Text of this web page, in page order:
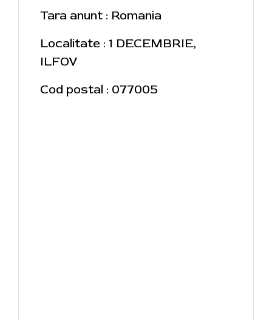
Tara anunt : Romania
Localitate : 1 DECEMBRIE,
ILFOV
Cod postal : 077005